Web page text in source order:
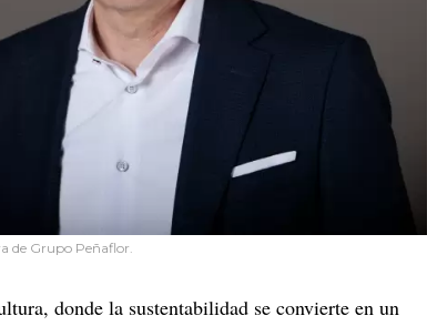
de Grupo Peñaflor.
donde la sustentabilidad se convierte en un